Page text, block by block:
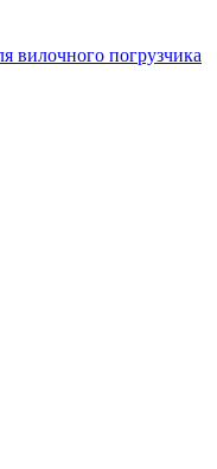
вилочного погрузчика